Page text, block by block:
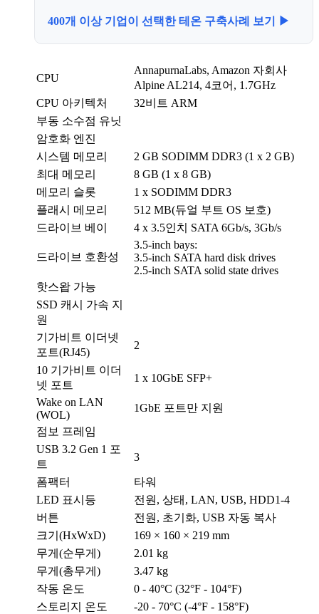
400개 이상 기업이 선택한 테온 구축사례 보기 ▶
CPU
AnnapurnaLabs, Amazon 자회사
Alpine AL214, 4코어, 1.7GHz
CPU 아키텍처
32비트 ARM
부동 소수점 유닛
암호화 엔진
시스템 메모리
2 GB SODIMM DDR3 (1 x 2 GB)
최대 메모리
8 GB (1 x 8 GB)
메모리 슬롯
1 x SODIMM DDR3
플래시 메모리
512 MB(듀얼 부트 OS 보호)
드라이브 베이
4 x 3.5인치 SATA 6Gb/s, 3Gb/s
드라이브 호환성
3.5-inch bays:
3.5-inch SATA hard disk drives
2.5-inch SATA solid state drives
핫스왑 가능
SSD 캐시 가속 지
원
기가비트 이더넷
포트(RJ45)
2
10 기가비트 이더
넷 포트
1 x 10GbE SFP+
Wake on LAN
(WOL)
1GbE 포트만 지원
점보 프레임
USB 3.2 Gen 1 포
트
3
폼팩터
타워
LED 표시등
전원, 상태, LAN, USB, HDD1-4
버튼
전원, 초기화, USB 자동 복사
크기(HxWxD)
169 × 160 × 219 mm
무게(순무게)
2.01 kg
무게(총무게)
3.47 kg
작동 온도
0 - 40°C (32°F - 104°F)
스토리지 온도
-20 - 70°C (-4°F - 158°F)